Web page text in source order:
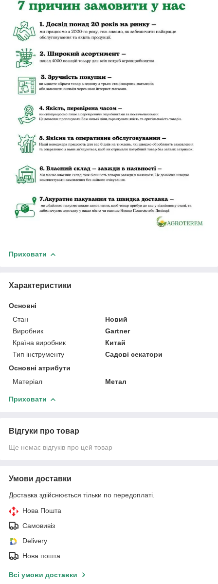
Приховати
Характеристики
Основні
Стан
Новий
Виробник
Gartner
Країна виробник
Китай
Тип інструменту
Садові секатори
Основні атрибути
Матеріал
Метал
Приховати
Відгуки про товар
Ще немає відгуків про цей товар
Умови доставки
Доставка здійснюється тільки по передоплаті.
Нова Пошта
Самовивіз
Delivery
Нова пошта
Всі умови доставки